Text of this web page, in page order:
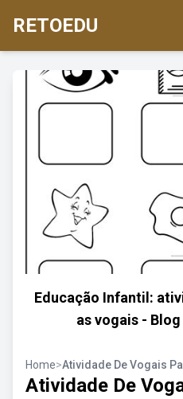
RETOEDU
Educação Infantil:
as vogais -
Home>Atividade De Vogais
Atividade De